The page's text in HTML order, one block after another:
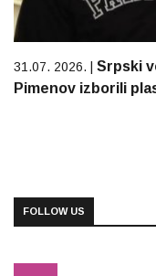
31.07. 2026. | Srpski
Pimenov izborili
FOLLOW US